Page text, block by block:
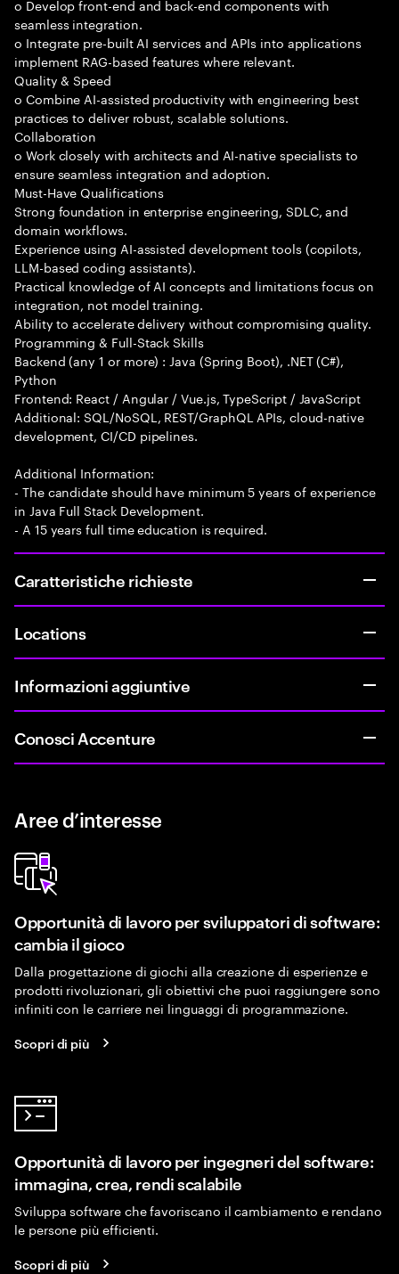
o Develop front-end and back-end components with
seamless integration.
o Integrate pre-built AI services and APIs into applications
implement RAG-based features where relevant.
Quality & Speed
o Combine AI-assisted productivity with engineering best
practices to deliver robust, scalable solutions.
Collaboration
o Work closely with architects and AI-native specialists to
ensure seamless integration and adoption.
Must-Have Qualifications
Strong foundation in enterprise engineering, SDLC, and
domain workflows.
Experience using AI-assisted development tools (copilots,
LLM-based coding assistants).
Practical knowledge of AI concepts and limitations focus on
integration, not model training.
Ability to accelerate delivery without compromising quality.
Programming & Full-Stack Skills
Backend (any 1 or more) : Java (Spring Boot), .NET (C#),
Python
Frontend: React / Angular / Vue.js, TypeScript / JavaScript
Additional: SQL/NoSQL, REST/GraphQL APIs, cloud-native
development, CI/CD pipelines.
Additional Information:
- The candidate should have minimum 5 years of experience
in Java Full Stack Development.
- A 15 years full time education is required.
Caratteristiche richieste
Locations
Informazioni aggiuntive
Conosci Accenture
Aree d’interesse
Opportunità di lavoro per sviluppatori di software:
cambia il gioco
Dalla progettazione di giochi alla creazione di esperienze e
prodotti rivoluzionari, gli obiettivi che puoi raggiungere sono
infiniti con le carriere nei linguaggi di programmazione.
Scopri di più
Opportunità di lavoro per ingegneri del software:
immagina, crea, rendi scalabile
Sviluppa software che favoriscano il cambiamento e rendano
le persone più efficienti.
Scopri di più